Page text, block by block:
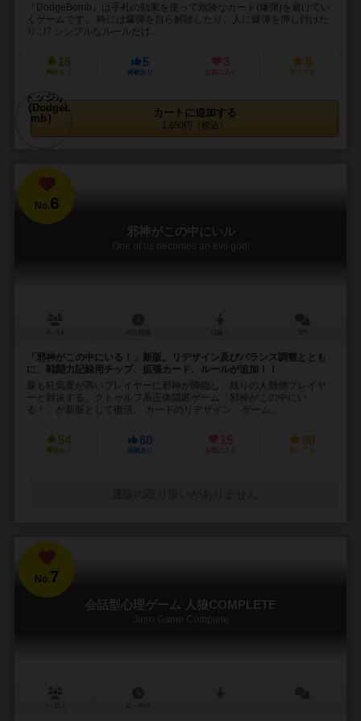
『DodgeBomb』は手札の効果を使って危険なカード(爆弾)を避けてい
くゲームです。 時には爆弾を自ら解除したり、人に爆弾を押し付けた
り...!? シンプルなルールだけ...
15
興味あり
5
経験あり
3
お気に入り
8
持ってる
カートに追加する
1,650円（税込）
No.6
邪神がこの中にいル
One of us becomes an evil god!
「邪神がこの中にいる！」新版。リデザイン及びバランス調整ととも
に、戦闘力記録用チップ、拡張カード、ルールが追加！！
最も狂気度が高いプレイヤーに邪神が降臨し、残りの人類側プレイヤ
ーと対決する。クトゥルフ系正体隠匿ゲーム「邪神がこの中にい
る！」が新版として復活。 カードのリデザイン、ゲーム...
54
興味あり
60
経験あり
15
お気に入り
90
持ってる
No.7
会話型心理ゲーム 人狼COMPLETE
Jinro Game Complete